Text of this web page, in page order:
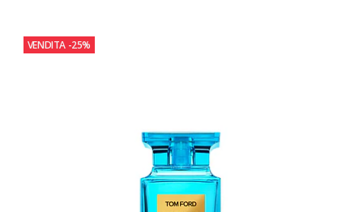
VENDITA -25%